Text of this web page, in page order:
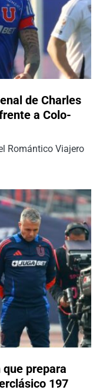
de Charles
a Colo-
Romántico Viajero
prepara
197